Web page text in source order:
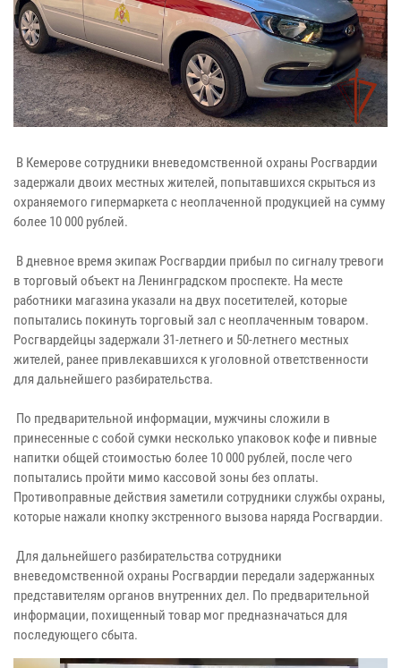
В Кемерове сотрудники вневедомственной охраны Росгвардии
задержали двоих местных жителей, попытавшихся скрыться из
охраняемого гипермаркета с неоплаченной продукцией на сумму
более 10 000 рублей.
В дневное время экипаж Росгвардии прибыл по сигналу тревоги
в торговый объект на Ленинградском проспекте. На месте
работники магазина указали на двух посетителей, которые
попытались покинуть торговый зал с неоплаченным товаром.
Росгвардейцы задержали 31-летнего и 50-летнего местных
жителей, ранее привлекавшихся к уголовной ответственности
для дальнейшего разбирательства.
По предварительной информации, мужчины сложили в
принесенные с собой сумки несколько упаковок кофе и пивные
напитки общей стоимостью более 10 000 рублей, после чего
попытались пройти мимо кассовой зоны без оплаты.
Противоправные действия заметили сотрудники службы охраны,
которые нажали кнопку экстренного вызова наряда Росгвардии.
Для дальнейшего разбирательства сотрудники
вневедомственной охраны Росгвардии передали задержанных
представителям органов внутренних дел. По предварительной
информации, похищенный товар мог предназначаться для
последующего сбыта.